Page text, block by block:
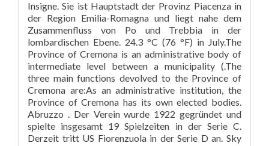
Insigne. Sie ist Hauptstadt der Provinz Piacenza in
der Region Emilia-Romagna und liegt nahe dem
Zusammenfluss von Po und Trebbia in der
lombardischen Ebene. 24.3 °C (76 °F) in July.The
Province of Cremona is an administrative body of
intermediate level between a municipality (.The
three main functions devolved to the Province of
Cremona are:As an administrative institution, the
Province of Cremona has its own elected bodies.
Abruzzo . Der Verein wurde 1922 gegründet und
spielte insgesamt 19 Spielzeiten in der Serie C.
Derzeit tritt US Fiorenzuola in der Serie D an. Sky